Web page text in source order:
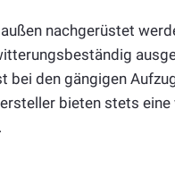
nachgerüstet
bei den gängigen
bieten stets